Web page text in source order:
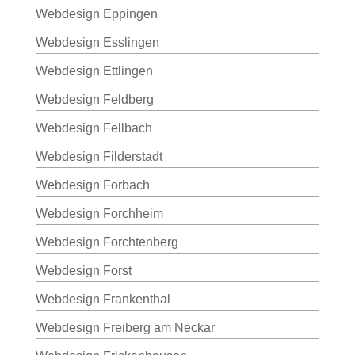
Webdesign Eppingen
Webdesign Esslingen
Webdesign Ettlingen
Webdesign Feldberg
Webdesign Fellbach
Webdesign Filderstadt
Webdesign Forbach
Webdesign Forchheim
Webdesign Forchtenberg
Webdesign Forst
Webdesign Frankenthal
Webdesign Freiberg am Neckar